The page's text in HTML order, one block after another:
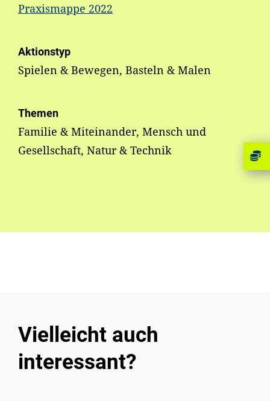
Praxismappe 2022
Aktionstyp
Spielen & Bewegen, Basteln & Malen
Themen
Familie & Miteinander, Mensch und
Gesellschaft, Natur & Technik
Vielleicht auch
interessant?